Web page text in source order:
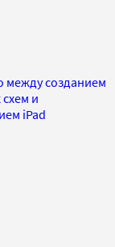
между созданием
и
iPad